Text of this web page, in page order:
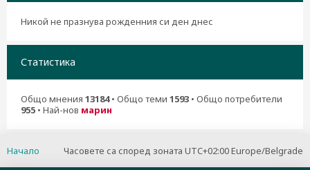
Никой не празнува рожденния си ден днес
Статистика
Общо мнения 13184• Общо теми 1593 • Общо потребители
955 • Най-нов марин
Часовете са според зоната UTC+02:00 Europe/Belgrade
Начало